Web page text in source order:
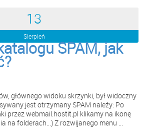
13
Sierpień
SPAM, jak
głównego widoku skrzynki, był widoczny
jest otrzymany SPAM należy: Po
przez webmail.hostit.pl klikamy na ikonę
na folderach...) Z rozwijanego menu ...